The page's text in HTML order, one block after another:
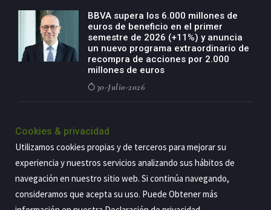
BBVA supera los 6.000 millones de
euros de beneficio en el primer
semestre de 2026 (+11%) y anuncia
un nuevo programa extraordinario de
recompra de acciones por 2.000
millones de euros
30-Julio-2026
negocio agro con un modelo global
de especialización presente en siete
países
29-Julio-2026
Cookies & privacidad
Utilizamos cookies propias y de terceros para mejorar su
experiencia y nuestros servicios analizando sus hábitos de
navegación en nuestro sitio web. Si continúa navegando,
consideramos que acepta su uso. Puede Obtener más